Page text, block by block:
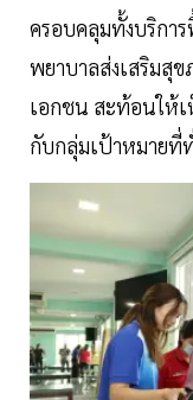
ครอบคลุมทั้งบริกา
พยาบาลส่งเสริมสุ
เอกชน สะท้อนให้
กับกลุ่มเป้าหมายที่